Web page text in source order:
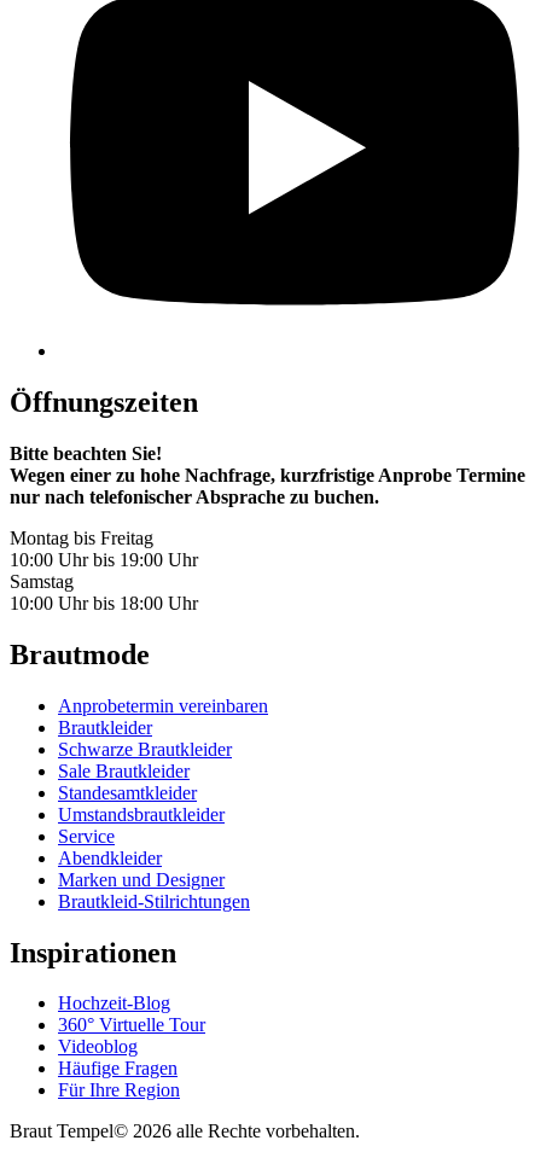
Öffnungszeiten
Bitte beachten Sie!
Wegen einer zu hohe Nachfrage, kurzfristige Anprobe Termine
nur nach telefonischer Absprache zu buchen.
Montag bis Freitag
10:00 Uhr bis 19:00 Uhr
Samstag
10:00 Uhr bis 18:00 Uhr
Brautmode
Anprobetermin vereinbaren
Brautkleider
Schwarze Brautkleider
Sale Brautkleider
Standesamtkleider
Umstandsbrautkleider
Service
Abendkleider
Marken und Designer
Brautkleid-Stilrichtungen
Inspirationen
Hochzeit-Blog
360° Virtuelle Tour
Videoblog
Häufige Fragen
Für Ihre Region
Braut Tempel© 2026 alle Rechte vorbehalten.